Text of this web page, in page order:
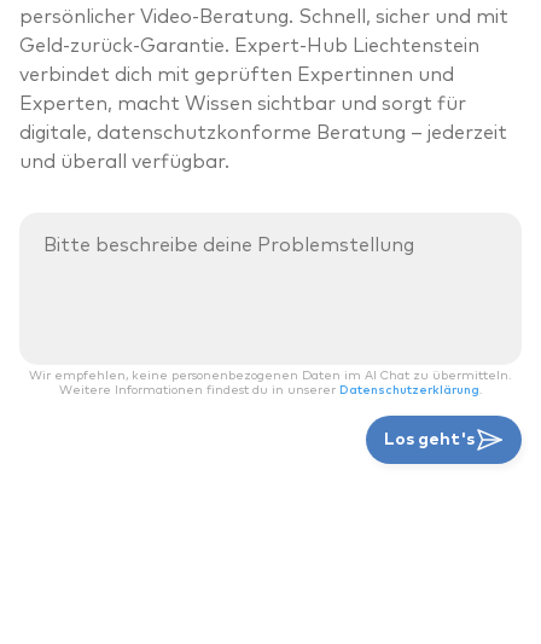
persönlicher Video-Beratung. Schnell, sicher und mit
Geld-zurück-Garantie. Expert-Hub Liechtenstein
verbindet dich mit geprüften Expertinnen und
Experten, macht Wissen sichtbar und sorgt für
digitale, datenschutzkonforme Beratung – jederzeit
und überall verfügbar.
Wir empfehlen, keine personenbezogenen Daten im AI Chat zu übermitteln.
Weitere Informationen findest du in unserer Datenschutzerklärung .
Los geht's